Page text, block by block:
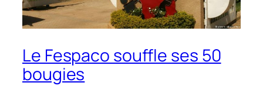
Le Fespaco souffle ses 50
bougies